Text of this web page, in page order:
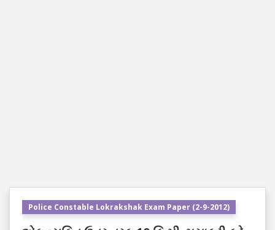
Police Constable Lokrakshak Exam Paper (2-9-2012)